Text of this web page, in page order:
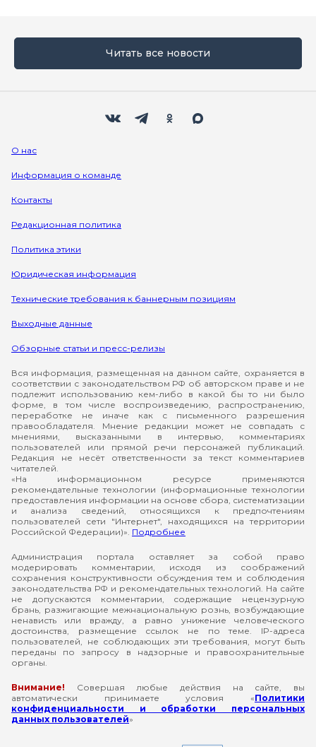
Читать все новости
О нас
Информация о команде
Контакты
Редакционная политика
Политика этики
Юридическая информация
Технические требования к баннерным позициям
Выходные данные
Обзорные статьи и пресс-релизы
Вся информация, размещенная на данном сайте, охраняется в
соответствии с законодательством РФ об авторском праве и не
подлежит использованию кем-либо в какой бы то ни было
форме, в том числе воспроизведению, распространению,
переработке не иначе как с письменного разрешения
правообладателя. Мнение редакции может не совпадать с
мнениями, высказанными в интервью, комментариях
пользователей или прямой речи персонажей публикаций.
Редакция не несёт ответственности за текст комментариев
читателей.
«На информационном ресурсе применяются
рекомендательные технологии (информационные технологии
предоставления информации на основе сбора, систематизации
и анализа сведений, относящихся к предпочтениям
пользователей сети "Интернет", находящихся на территории
Российской Федерации)». Подробнее
Администрация портала оставляет за собой право
модерировать комментарии, исходя из соображений
сохранения конструктивности обсуждения тем и соблюдения
законодательства РФ и рекомендательных технологий. На сайте
не допускаются комментарии, содержащие нецензурную
брань, разжигающие межнациональную рознь, возбуждающие
ненависть или вражду, а равно унижение человеческого
достоинства, размещение ссылок не по теме. IP-адреса
пользователей, не соблюдающих эти требования, могут быть
переданы по запросу в надзорные и правоохранительные
органы.
Внимание! Совершая любые действия на сайте, вы
автоматически принимаете условия «Политики
конфиденциальности и обработки персональных
данных пользователей»